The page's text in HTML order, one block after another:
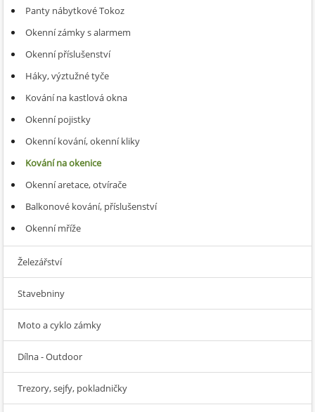
Panty nábytkové Tokoz
Okenní zámky s alarmem
Okenní příslušenství
Háky, výztužné tyče
Kování na kastlová okna
Okenní pojistky
Okenní kování, okenní kliky
Kování na okenice
Okenní aretace, otvírače
Balkonové kování, příslušenství
Okenní mříže
Železářství
Stavebniny
Moto a cyklo zámky
Dílna - Outdoor
Trezory, sejfy, pokladničky